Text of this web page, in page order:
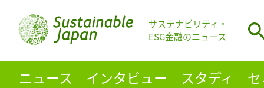
サステナビリティ・
ESG金融のニュース
ニュース インタビュー スタディ